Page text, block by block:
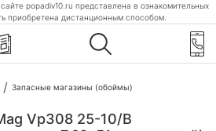
popadiv10.ru представлена в ознакомительных
приобретена дистанционным способом.
Запасные магазины (обоймы)
Vp308 25-10/B